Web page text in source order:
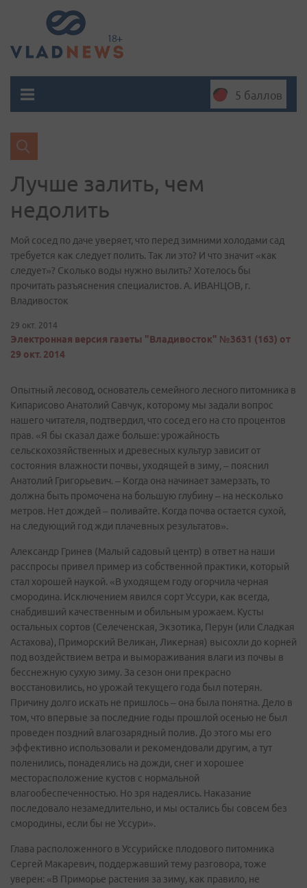
5 баллов
Лучше залить, чем
недолить
Мой сосед по даче уверяет, что перед зимними холодами сад
требуется как следует полить. Так ли это? И что значит «как
следует»? Сколько воды нужно вылить? Хотелось бы
прочитать разъяснения специалистов. А. ИВАНЦОВ, г.
Владивосток
29 окт. 2014
Электронная версия газеты "Владивосток" №3631 (163) от
29 окт. 2014
Опытный лесовод, основатель семейного лесного питомника в
Кипарисово Анатолий Савчук, которому мы задали вопрос
нашего читателя, подтвердил, что сосед его на сто процентов
прав. «Я бы сказал даже больше: урожайность
сельскохозяйственных и древесных культур зависит от
состояния влажности почвы, уходящей в зиму, – пояснил
Анатолий Григорьевич. – Когда она начинает замерзать, то
должна быть промочена на большую глубину – на несколько
метров. Нет дождей – поливайте. Когда почва остается сухой,
на следующий год жди плачевных результатов».
Александр Гринев (Малый садовый центр) в ответ на наши
расспросы привел пример из собственной практики, который
стал хорошей наукой. «В уходящем году огорчила черная
смородина. Исключением явился сорт Уссури, как всегда,
снабдивший качественным и обильным урожаем. Кусты
остальных сортов (Селеченская, Экзотика, Перун (или Сладкая
Астахова), Приморский Великан, Ликерная) высохли до корней
под воздействием ветра и вымораживания влаги из почвы в
бесснежную сухую зиму. За сезон они прекрасно
восстановились, но урожай текущего года был потерян.
Причину долго искать не пришлось – она была понятна. Дело в
том, что впервые за последние годы прошлой осенью не был
проведен поздний влагозарядный полив. До этого мы его
эффективно использовали и рекомендовали другим, а тут
поленились, понадеялись на дожди, снег и хорошее
месторасположение кустов с нормальной
влагообеспеченностью. Но зря надеялись. Наказание
последовало незамедлительно, и мы остались бы совсем без
смородины, если бы не Уссури».
Глава расположенного в Уссурийске плодового питомника
Сергей Макаревич, поддержавший тему разговора, тоже
уверен: «В Приморье растения за зиму, как правило, не